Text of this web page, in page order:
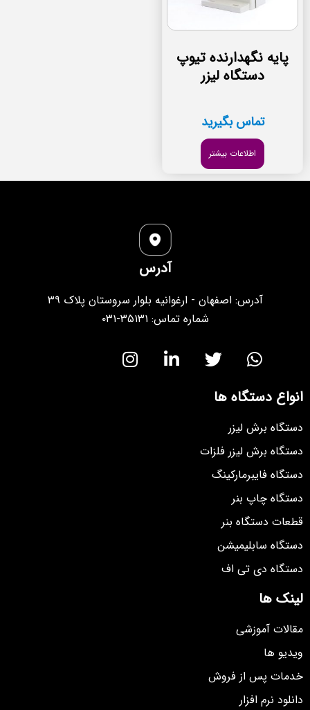
پایه نگهدارنده تیوپ
دستگاه لیزر
تماس بگیرید
اطلاعات بیشتر
آدرس
آدرس: اصفهان - ارغوانیه بلوار سروستان پلاک ۳۹
شماره تماس: ۳۵۱۳۱-۰۳۱
انواع دستگاه ها
دستگاه برش لیزر
دستگاه برش لیزر فلزات
دستگاه فایبرمارکینگ
دستگاه چاپ بنر
قطعات دستگاه بنر
دستگاه سابلیمیشن
دستگاه دی تی اف
لینک ها
مقالات آموزشی
ویدیو ها
خدمات پس از فروش
دانلود نرم افزار